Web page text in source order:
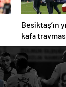
Beşiktaş’ın
kafa
geçirdi!
Beşiktaş’tan
açıklama